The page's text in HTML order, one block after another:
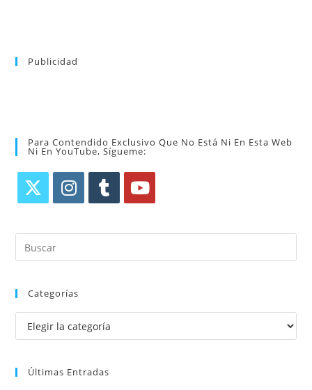
Publicidad
Para Contendido Exclusivo Que No Está Ni En Esta Web
Ni En YouTube, Sígueme:
Categorías
Últimas Entradas